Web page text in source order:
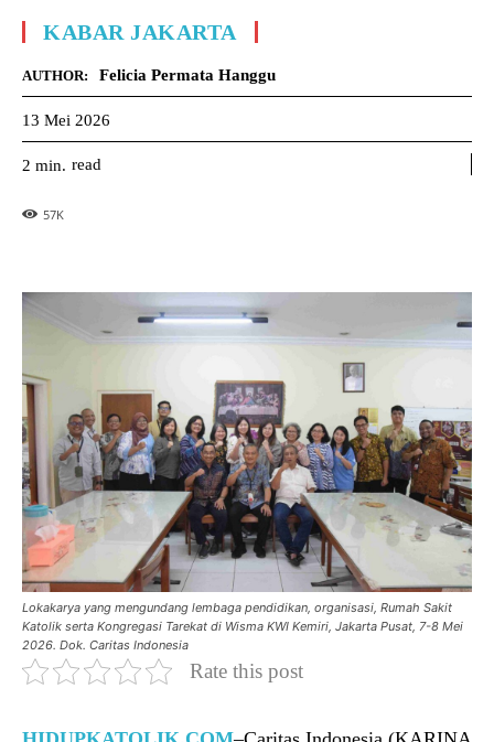
KABAR JAKARTA
AUTHOR: Felicia Permata Hanggu
13 Mei 2026
2 min. read
57K
Lokakarya yang mengundang lembaga pendidikan, organisasi, Rumah Sakit
Katolik serta Kongregasi Tarekat di Wisma KWI Kemiri, Jakarta Pusat, 7-8 Mei
2026. Dok. Caritas Indonesia
Rate this post